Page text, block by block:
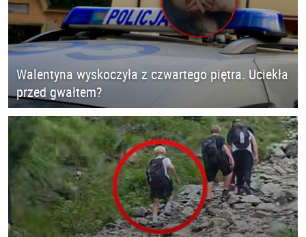
Walentyna wyskoczyła z czwartego piętra. Uciekła
przed gwałtem?